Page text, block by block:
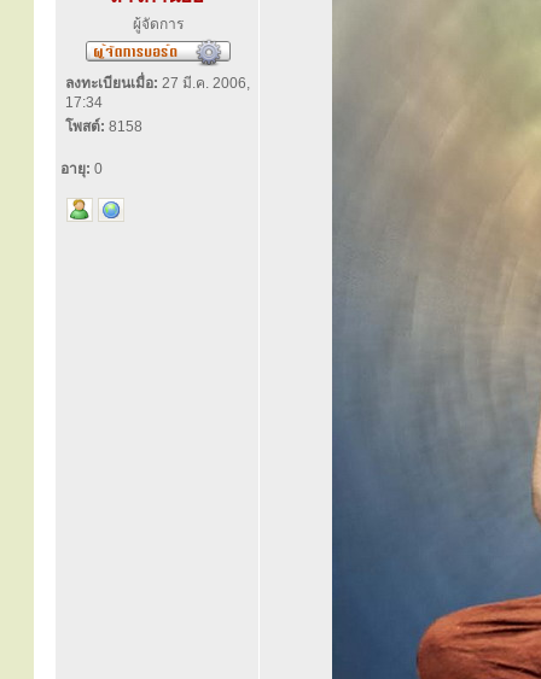
ผู้จัดการ
ลงทะเบียนเมื่อ: 27 มี.ค. 2006,
17:34
โพสต์: 8158
อายุ: 0